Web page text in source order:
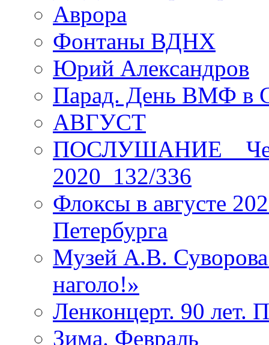
Аврора
Фонтаны ВДНХ
Юрий Александров
Парад. День ВМФ в
АВГУСТ
ПОСЛУШАНИЕ _
2020_132/336
Флоксы в августе
Петербурга
Музей А.В.
наголо!»
Ленконцерт. 90 лет.
Зима. Февраль